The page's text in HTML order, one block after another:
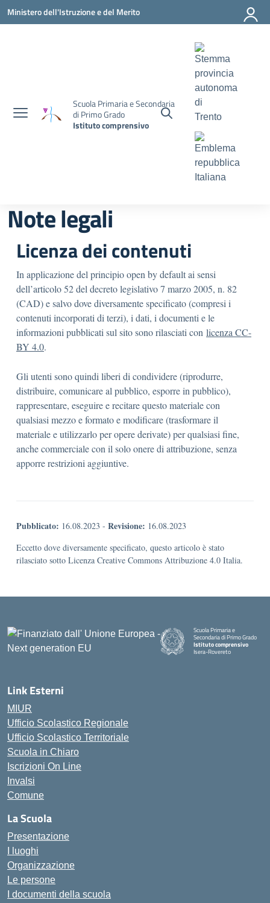
Ministero dell'Istruzione e del Merito
Scuola Primaria e Secondaria
di Primo Grado
Istituto comprensivo
Note legali
Licenza dei contenuti
In applicazione del principio open by default ai sensi
dell’articolo 52 del decreto legislativo 7 marzo 2005, n. 82
(CAD) e salvo dove diversamente specificato (compresi i
contenuti incorporati di terzi), i dati, i documenti e le
informazioni pubblicati sul sito sono rilasciati con licenza CC-
BY 4.0.
Gli utenti sono quindi liberi di condividere (riprodurre,
distribuire, comunicare al pubblico, esporre in pubblico),
rappresentare, eseguire e recitare questo materiale con
qualsiasi mezzo e formato e modificare (trasformare il
materiale e utilizzarlo per opere derivate) per qualsiasi fine,
anche commerciale con il solo onere di attribuzione, senza
apporre restrizioni aggiuntive.
Pubblicato: 16.08.2023 - Revisione: 16.08.2023
Eccetto dove diversamente specificato, questo articolo è stato
rilasciato sotto Licenza Creative Commons Attribuzione 4.0 Italia.
Scuola Primaria e
Secondaria di Primo Grado
Istituto comprensivo
Isera-Rovereto
Link Esterni
MIUR
Ufficio Scolastico Regionale
Ufficio Scolastico Territoriale
Scuola in Chiaro
Iscrizioni On Line
Invalsi
Comune
La Scuola
Presentazione
I luoghi
Organizzazione
Le persone
I documenti della scuola